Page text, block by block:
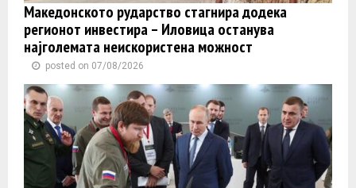
Македонското рударство стагнира додека
регионот инвестира – Иловица останува
најголемата неискористена можност
posted on 07/08/2026